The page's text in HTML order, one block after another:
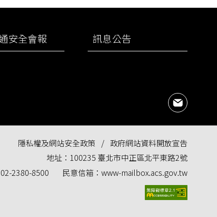
安全會報 訊息公告
民意
隱私權及網站安全政策
政府網站資料開放宣告
地址： 100235 臺北市中正區北平東路2號
02-2380-8500 民意信箱： www-mailbox.acs.gov.tw